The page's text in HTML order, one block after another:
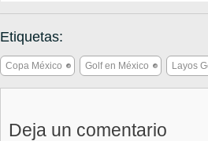
Etiquetas:
Copa México Golf en México Layos
Deja un comentario